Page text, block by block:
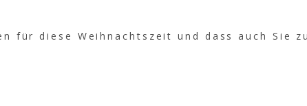
für diese Weihnachtszeit und dass auch Sie